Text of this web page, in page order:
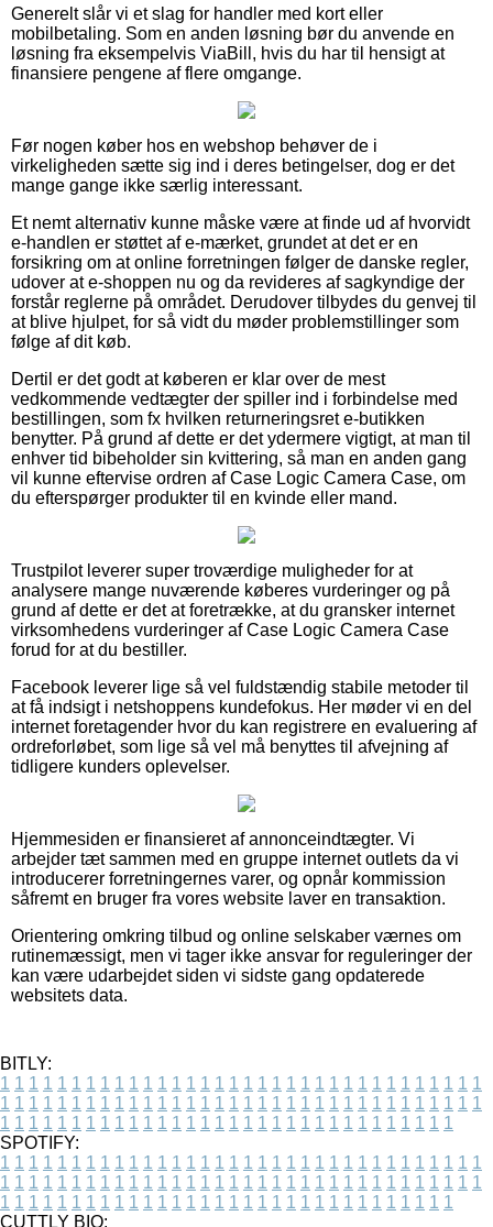
Generelt slår vi et slag for handler med kort eller
mobilbetaling. Som en anden løsning bør du anvende en
løsning fra eksempelvis ViaBill, hvis du har til hensigt at
finansiere pengene af flere omgange.
Før nogen køber hos en webshop behøver de i
virkeligheden sætte sig ind i deres betingelser, dog er det
mange gange ikke særlig interessant.
Et nemt alternativ kunne måske være at finde ud af hvorvidt
e-handlen er støttet af e-mærket, grundet at det er en
forsikring om at online forretningen følger de danske regler,
udover at e-shoppen nu og da revideres af sagkyndige der
forstår reglerne på området. Derudover tilbydes du genvej til
at blive hjulpet, for så vidt du møder problemstillinger som
følge af dit køb.
Dertil er det godt at køberen er klar over de mest
vedkommende vedtægter der spiller ind i forbindelse med
bestillingen, som fx hvilken returneringsret e-butikken
benytter. På grund af dette er det ydermere vigtigt, at man til
enhver tid bibeholder sin kvittering, så man en anden gang
vil kunne eftervise ordren af Case Logic Camera Case, om
du efterspørger produkter til en kvinde eller mand.
Trustpilot leverer super troværdige muligheder for at
analysere mange nuværende køberes vurderinger og på
grund af dette er det at foretrække, at du gransker internet
virksomhedens vurderinger af Case Logic Camera Case
forud for at du bestiller.
Facebook leverer lige så vel fuldstændig stabile metoder til
at få indsigt i netshoppens kundefokus. Her møder vi en del
internet foretagender hvor du kan registrere en evaluering af
ordreforløbet, som lige så vel må benyttes til afvejning af
tidligere kunders oplevelser.
Hjemmesiden er finansieret af annonceindtægter. Vi
arbejder tæt sammen med en gruppe internet outlets da vi
introducerer forretningernes varer, og opnår kommission
såfremt en bruger fra vores website laver en transaktion.
Orientering omkring tilbud og online selskaber værnes om
rutinemæssigt, men vi tager ikke ansvar for reguleringer der
kan være udarbejdet siden vi sidste gang opdaterede
websitets data.
BITLY:
1 1 1 1 1 1 1 1 1 1 1 1 1 1 1 1 1 1 1 1 1 1 1 1 1 1 1 1 1 1 1 1 1 1
1 1 1 1 1 1 1 1 1 1 1 1 1 1 1 1 1 1 1 1 1 1 1 1 1 1 1 1 1 1 1 1 1 1
1 1 1 1 1 1 1 1 1 1 1 1 1 1 1 1 1 1 1 1 1 1 1 1 1 1 1 1 1 1 1 1
SPOTIFY:
1 1 1 1 1 1 1 1 1 1 1 1 1 1 1 1 1 1 1 1 1 1 1 1 1 1 1 1 1 1 1 1 1 1
1 1 1 1 1 1 1 1 1 1 1 1 1 1 1 1 1 1 1 1 1 1 1 1 1 1 1 1 1 1 1 1 1 1
1 1 1 1 1 1 1 1 1 1 1 1 1 1 1 1 1 1 1 1 1 1 1 1 1 1 1 1 1 1 1 1
CUTTLY BIO: